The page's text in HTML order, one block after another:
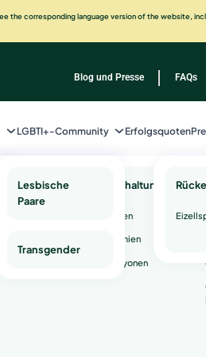
the corresponding language version of the website,
Reserve
Fruchtbarkeitserhaltung
Einfrieren von Eizellen
Einfrieren von Spermien
Einfrieren von Embryonen
LGBTI+-Community
Lesbische
Paare
Transgender
Erfolgsquoten
Blog und Presse FAQs